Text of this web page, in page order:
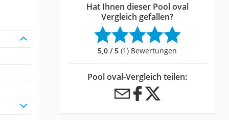
Hat Ihnen dieser Pool oval
Vergleich gefallen?
5,0 / 5 (1) Bewertungen
Pool oval-Vergleich teilen: